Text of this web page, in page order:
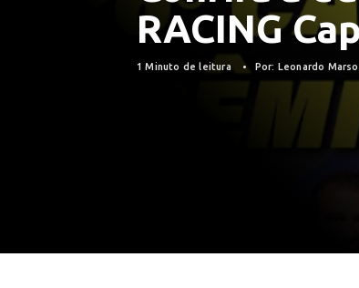
RACING
1 Minuto de leitura Por: Leonardo